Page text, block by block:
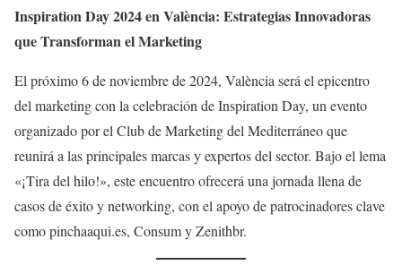
Inspiration Day 2024 en València: Estrategias Innovadoras
que Transforman el Marketing
El próximo 6 de noviembre de 2024, València será el epicentro
del marketing con la celebración de Inspiration Day, un evento
organizado por el Club de Marketing del Mediterráneo que
reunirá a las principales marcas y expertos del sector. Bajo el lema
«¡Tira del hilo!», este encuentro ofrecerá una jornada llena de
casos de éxito y networking, con el apoyo de patrocinadores clave
como pinchaaqui.es, Consum y Zenithbr.